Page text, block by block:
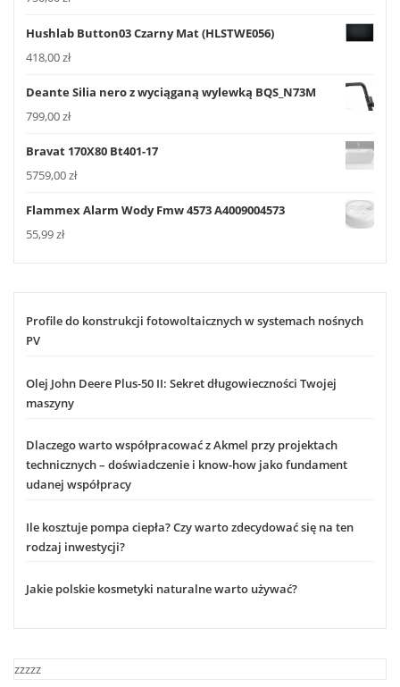
Hushlab Button03 Czarny Mat (HLSTWE056)
418,00zł
Deante Silia nero z wyciąganą wylewką BQS_N73M
799,00zł
Bravat 170X80 Bt401-17
5759,00zł
Flammex Alarm Wody Fmw 4573 A4009004573
55,99zł
Profile do konstrukcji fotowoltaicznych w systemach nośnych
PV
Olej John Deere Plus-50 II: Sekret długowieczności Twojej
maszyny
Dlaczego warto współpracować z Akmel przy projektach
technicznych – doświadczenie i know-how jako fundament
udanej współpracy
Ile kosztuje pompa ciepła? Czy warto zdecydować się na ten
rodzaj inwestycji?
Jakie polskie kosmetyki naturalne warto używać?
zzzzz